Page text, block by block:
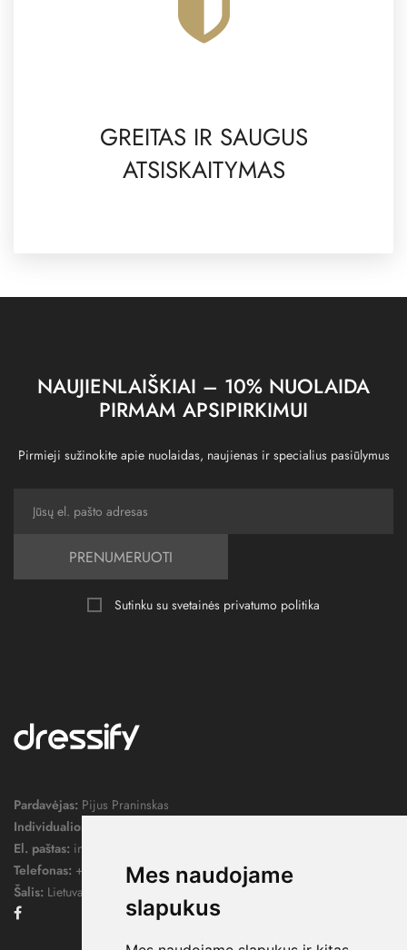
Mes naudojame
slapukus
GREITAS IR SAUGUS
ATSISKAITYMAS
NAUJIENLAIŠKIAI – 10% NUOLAIDA
PIRMAM APSIPIRKIMUI
Pirmieji sužinokite apie nuolaidas, naujienas ir specialius pasiūlymus
PRENUMERUOTI
Sutinku su svetainės privatumo politika
Pardavėjas: Pijus Praninskas
Individualios veiklos pažymos nr.:
El. paštas: info@dressify.lt
Telefonas: +370 676 78578
Šalis: Lietuva